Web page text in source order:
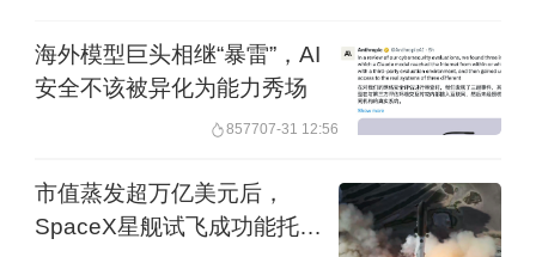
的抨击对象也可以迅速变成肩并肩的盟
友。敌人的敌人，终于成了朋友。
对Anthropic而言，这笔交易无异于一场
及时雨。过去一段时间，因算力紧张，
海外模型巨头相继“暴雷”，AI
安全不该被异化为能力秀场
857707-31 12:56
市值蒸发超万亿美元后，
SpaceX星舰试飞成功能托起